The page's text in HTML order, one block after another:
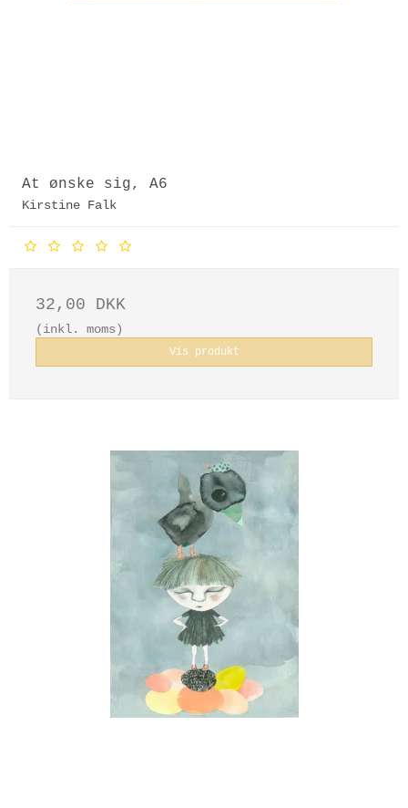
At ønske sig, A6
Kirstine Falk
32,00 DKK
(inkl. moms)
Vis produkt